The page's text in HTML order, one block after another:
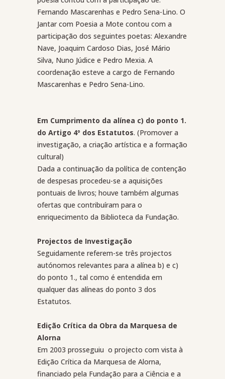
Fernando Mascarenhas e Pedro Sena-Lino. O
Jantar com Poesia a Mote contou com a
participação dos seguintes poetas: Alexandre
Nave, Joaquim Cardoso Dias, José Mário
Silva, Nuno Júdice e Pedro Mexia. A
coordenação esteve a cargo de Fernando
Mascarenhas e Pedro Sena-Lino.
Em Cumprimento da alínea c) do ponto 1.
do Artigo 4º dos Estatutos. (Promover a
investigação, a criação artística e a formação
cultural)
Dada a continuação da política de contenção
de despesas procedeu-se a aquisições
pontuais de livros; houve também algumas
ofertas que contribuíram para o
enriquecimento da Biblioteca da Fundação.
Projectos de Investigação
Seguidamente referem-se três projectos
autónomos relevantes para a alínea b) e c)
do ponto 1., tal como é entendida em
qualquer das alíneas do ponto 3 dos
Estatutos.
Edição Crítica da Obra da Marquesa de
Alorna
Em 2003 prosseguiu o projecto com vista à
Edição Crítica da Marquesa de Alorna,
financiado pela Fundação para a Ciência e a